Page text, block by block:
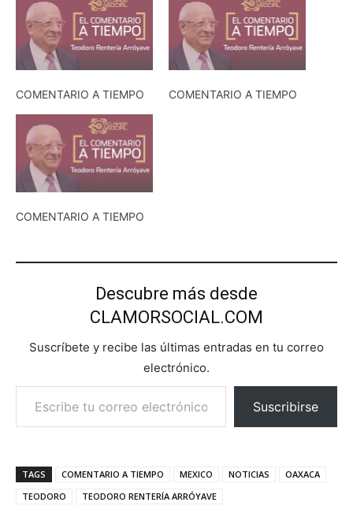
COMENTARIO A TIEMPO COMENTARIO A TIEMPO
COMENTARIO A TIEMPO
Descubre más desde
CLAMORSOCIAL.COM
Suscríbete y recibe las últimas entradas en tu correo
electrónico.
Escribe tu correo electrónico…
Suscribirse
TAGS COMENTARIO A TIEMPO MEXICO NOTICIAS
OAXACA
TEODORO
TEODORO RENTERÍA ARRÓYAVE